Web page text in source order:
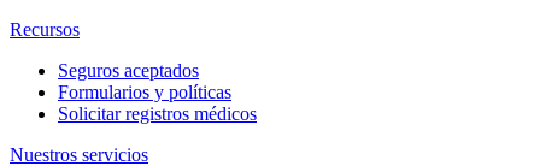
Recursos
Seguros aceptados
Formularios y políticas
Solicitar registros médicos
Nuestros servicios